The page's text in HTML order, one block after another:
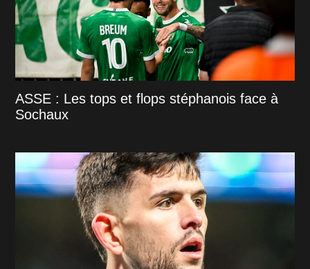
ASSE : Les tops et flops stéphanois face à
Sochaux